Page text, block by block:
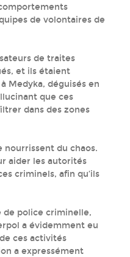
de volontaires de
de traites
et ils étaient
Medyka, déguisés en
que ces
dans des zones
nourrissent du chaos.
aider les autorités
criminels, afin qu’ils
de police criminelle,
a évidemment eu
ces activités
a expressément